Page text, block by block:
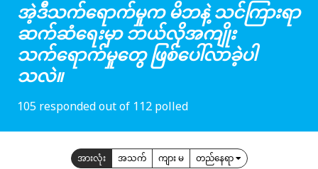
အဲ့ဒီသက်ရောက်မှုက မိဘနဲ့ သင်ကြားရာ
ဆက်ဆံရေးမှာ ဘယ်လိုအကျိုး
သက်ရောက်မှုတွေ ဖြစ်ပေါ်လာခဲ့ပါ
သလဲ။
105 responded out of 112 polled
အားလုံး အသက် ကျား မ တည်နေရာ